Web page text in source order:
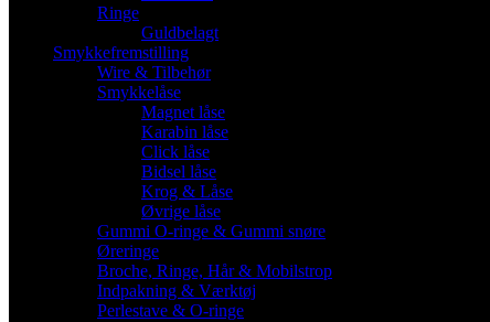
Ringe
Guldbelagt
Smykkefremstilling
Wire & Tilbehør
Smykkelåse
Magnet låse
Karabin låse
Click låse
Bidsel låse
Krog & Låse
Øvrige låse
Gummi O-ringe & Gummi snøre
Øreringe
Broche, Ringe, Hår & Mobilstrop
Indpakning & Værktøj
Perlestave & O-ringe